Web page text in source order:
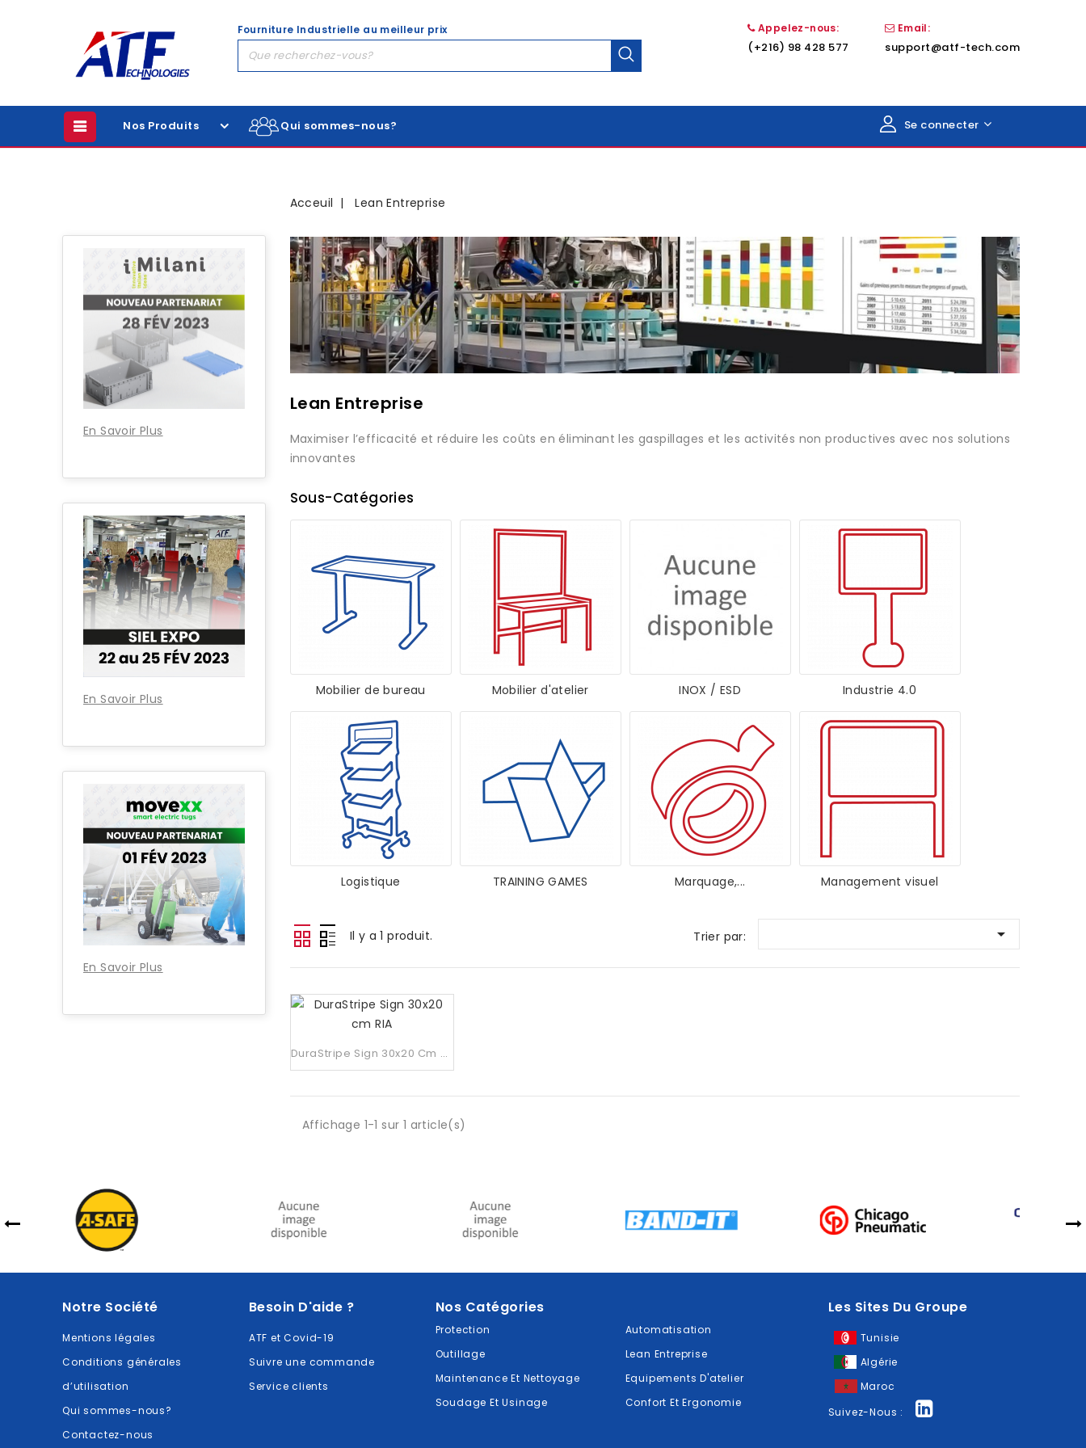
Appelez-nous:
(+216) 98 428 577
Email:
support@atf-tech.com
Fourniture Industrielle au meilleur prix
Qui sommes-nous? Se connecter
Nos Produits
En Savoir Plus
En Savoir Plus
En Savoir Plus
Acceuil Lean Entreprise
Lean Entreprise
Maximiser l’efficacité et réduire les coûts en éliminant les gaspillages et les activités non productives avec nos solutions
innovantes
Sous-Catégories
Mobilier de bureau Mobilier d'atelier INOX / ESD Industrie 4.0
Logistique TRAINING GAMES Marquage,... Management visuel
Il y a 1 produit. Trier par: 
DuraStripe Sign 30x20 Cm RIA
Affichage 1-1 sur 1 article(s)
Notre Société
Mentions légales
Conditions générales
d’utilisation
Qui sommes-nous?
Contactez-nous
Besoin D'aide ?
ATF et Covid-19
Suivre une commande
Service clients
Nos Catégories
Protection
Outillage
Maintenance Et Nettoyage
Soudage Et Usinage
Automatisation
Lean Entreprise
Equipements D'atelier
Confort Et Ergonomie
Les Sites Du Groupe
Tunisie
Algérie
Maroc
Suivez-Nous :